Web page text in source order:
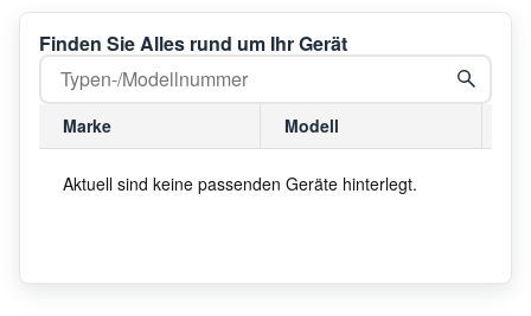
Finden Sie Alles rund um Ihr Gerät
Marke Modell
Aktuell sind keine passenden Geräte hinterlegt.